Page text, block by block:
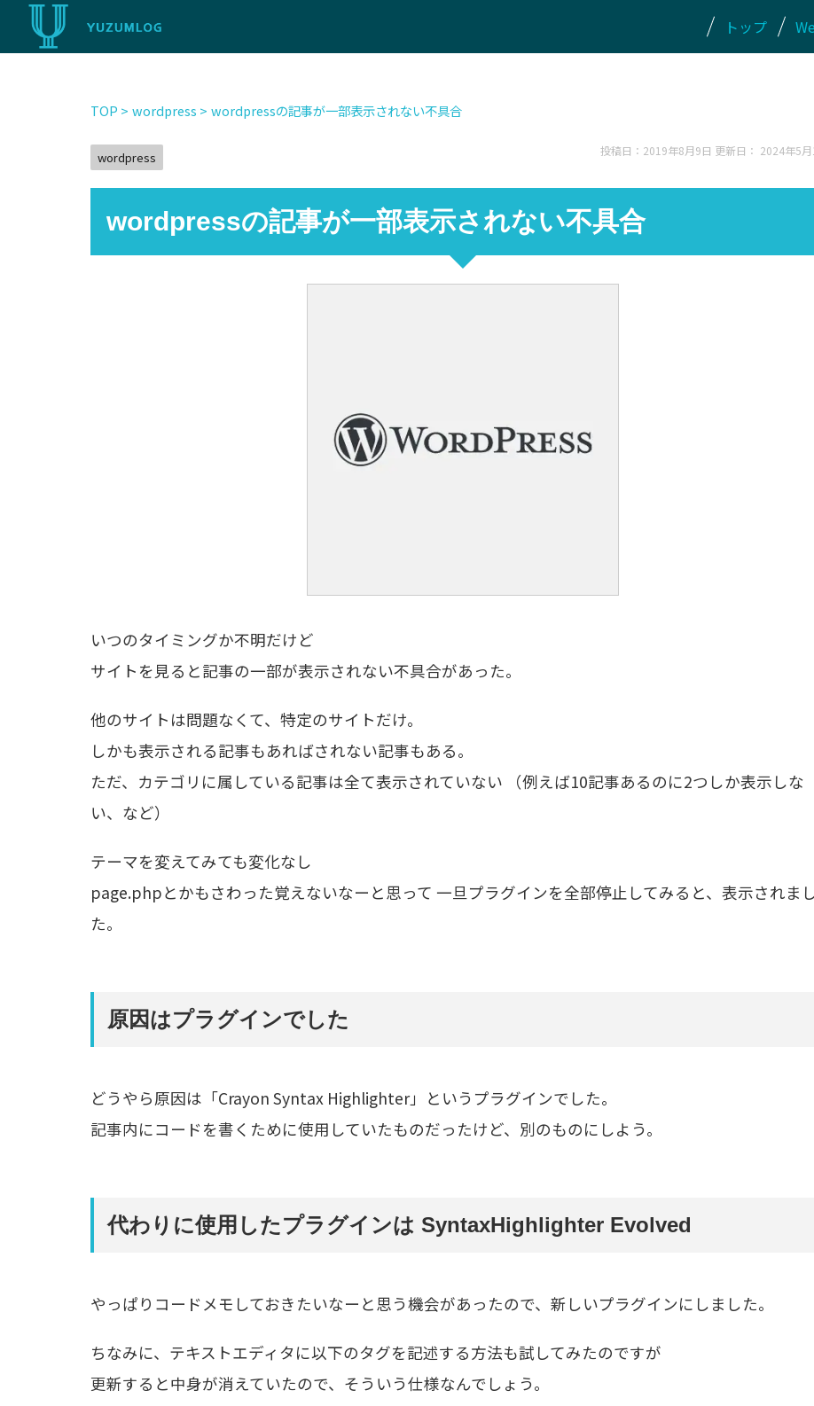
トップ
TOP > wordpress > wordpressの記事が一部表示されない不具合
wordpress 投稿日：2019年8月9日 更新日： 2024年5月
wordpressの記事が一部表示されない不具合
いつのタイミングか不明だけど
サイトを見ると記事の一部が表示されない不具合があった。
他のサイトは問題なくて、特定のサイトだけ。
しかも表示される記事もあればされない記事もある。
ただ、カテゴリに属している記事は全て表示されていない （例えば10記事あるのに2つしか表示しな
い、など）
テーマを変えてみても変化なし
page.phpとかもさわった覚えないなーと思って 一旦プラグインを全部停止してみると、表示されま
た。
原因はプラグインでした
どうやら原因は「Crayon Syntax Highlighter」というプラグインでした。
記事内にコードを書くために使用していたものだったけど、別のものにしよう。
代わりに使用したプラグインは SyntaxHighlighter Evolved
やっぱりコードメモしておきたいなーと思う機会があったので、新しいプラグインにしました。
ちなみに、テキストエディタに以下のタグを記述する方法も試してみたのですが
更新すると中身が消えていたので、そういう仕様なんでしょう。